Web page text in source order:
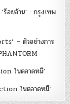
อยล้าน’ : กรุงเทพ
– ตัวอย่างการ
ในตลาดหมี’
ในตลาดหมี’